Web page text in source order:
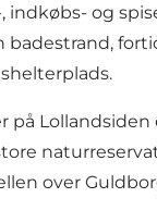
indkøbs- og
badestrand,
på Lollandsiden
over